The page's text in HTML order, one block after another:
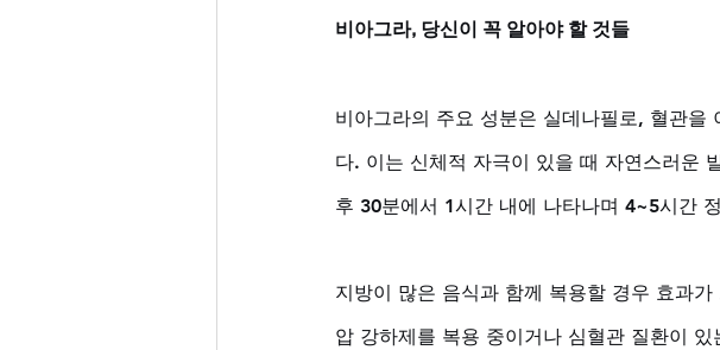
비아그라, 당신이 꼭 알아야 할 것들
비아그라의 주요 성분은 실데나필로, 혈관을
다. 이는 신체적 자극이 있을 때 자연스러운
후 30분에서 1시간 내에 나타나며 4~5시간
지방이 많은 음식과 함께 복용할 경우 효과
압 강하제를 복용 중이거나 심혈관 질환이